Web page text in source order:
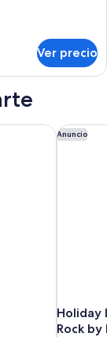
Ver precio
Anuncio
Holiday
Rock by
Holiday